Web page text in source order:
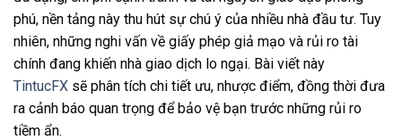
phú, nền tảng này thu hút sự chú ý của nhiều nhà đầu tư. Tuy
nhiên, những nghi vấn về giấy phép giả mạo và rủi ro tài
chính đang khiến nhà giao dịch lo ngại. Bài viết này
TintucFX sẽ phân tích chi tiết ưu, nhược điểm, đồng thời đưa
ra cảnh báo quan trọng để bảo vệ bạn trước những rủi ro
tiềm ẩn.